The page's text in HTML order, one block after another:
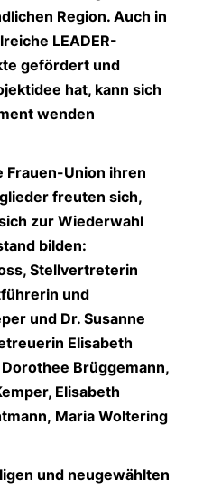
Region. Auch in
LEADER-
gefördert und
hat, kann sich
wenden
Frauen-Union ihren
freuten sich,
zur Wiederwahl
bilden:
Stellvertreterin
und
und Dr. Susanne
Elisabeth
Brüggemann,
Elisabeth
Maria Woltering
und neugewählten